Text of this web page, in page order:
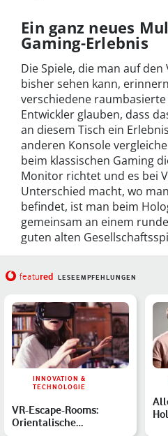
Ein ganz neues
Gaming-Erlebnis
Die Spiele, die man auf den
bisher sehen kann,
verschiedene raumbasierte
Entwickler glauben, dass
an diesem Tisch ein
anderen Konsole
beim klassischen Gaming
Monitor richtet und es bei
Unterschied macht, wo
befindet, ist man beim
gemeinsam an einem
guten alten
featured LESEEMPFEHLUNGEN
INNOVATION &
TECHNOLOGIE
VR-Escape-Rooms:
Orientalische